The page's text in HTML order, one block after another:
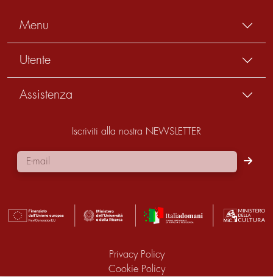
Menu
Utente
Assistenza
Iscriviti alla nostra NEWSLETTER
Privacy Policy
Cookie Policy